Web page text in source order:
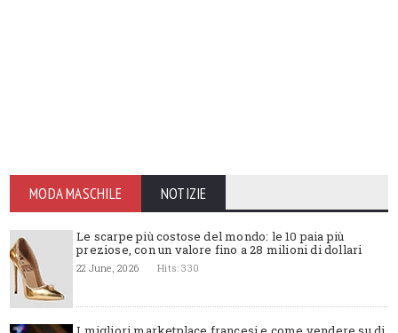
MODA MASCHILE NOTIZIE
Le scarpe più costose del mondo: le 10 paia più
preziose, con un valore fino a 28 milioni di dollari
22 June, 2026 Hits: 330